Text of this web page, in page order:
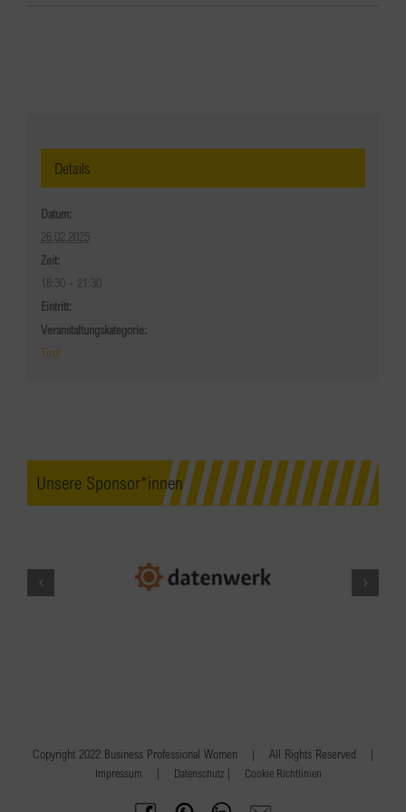
Details
Datum:
26.02.2025
Zeit:
18:30 - 21:30
Eintritt:
Veranstaltungskategorie:
Tirol
Unsere Sponsor*innen
Copyright 2022 Business Professional Women | All Rights Reserved |
Impressum | Datenschutz | Cookie Richtlinien
BPW OffenesBPW Anfrage